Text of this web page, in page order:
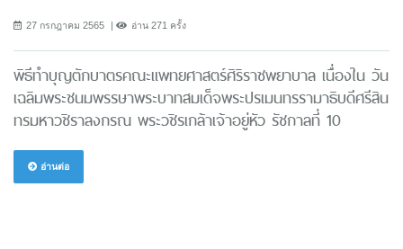
27 กรกฎาคม 2565 อ่าน 271 ครั้ง
พิธีทำบุญตักบาตรคณะแพทยศาสตร์ศิริราชพยาบาล เนื่องใน วัน
เฉลิมพระชนมพรรษาพระบาทสมเด็จพระปรเมนทรรามาธิบดีศรีสิน
ทรมหาวชิราลงกรณ พระวชิรเกล้าเจ้าอยู่หัว รัชกาลที่ 10
อ่านต่อ